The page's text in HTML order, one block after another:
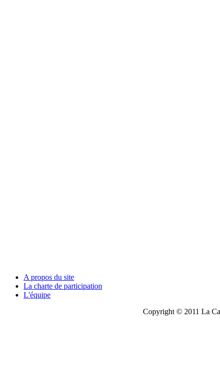
A propos du site
La charte de participation
L'équipe
Copyright © 2011 La